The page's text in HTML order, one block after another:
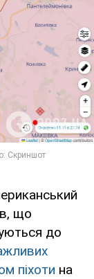
що
до
піхоти на